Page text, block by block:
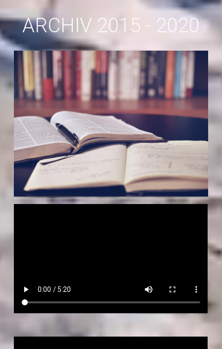
ARCHIV 2015 - 2020